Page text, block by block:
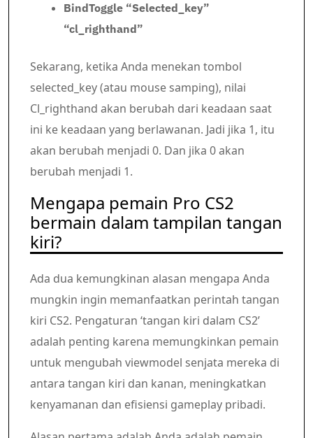
BindToggle “Selected_key”
“cl_righthand”
Sekarang, ketika Anda menekan tombol
selected_key (atau mouse samping), nilai
Cl_righthand akan berubah dari keadaan saat
ini ke keadaan yang berlawanan. Jadi jika 1, itu
akan berubah menjadi 0. Dan jika 0 akan
berubah menjadi 1.
Mengapa pemain Pro CS2
bermain dalam tampilan tangan
kiri?
Ada dua kemungkinan alasan mengapa Anda
mungkin ingin memanfaatkan perintah tangan
kiri CS2. Pengaturan ‘tangan kiri dalam CS2’
adalah penting karena memungkinkan pemain
untuk mengubah viewmodel senjata mereka di
antara tangan kiri dan kanan, meningkatkan
kenyamanan dan efisiensi gameplay pribadi.